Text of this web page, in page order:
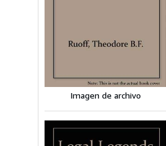
Imagen de archivo